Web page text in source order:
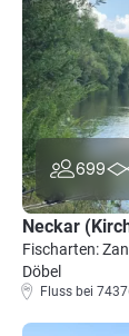
699
Neckar
Fischarten:
Döbel
Fluss bei